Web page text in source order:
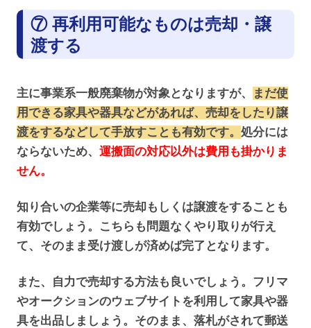
⑦ 再利用可能なものは売却・譲
渡する
主に事業系一般廃棄物が対象となりますが、
まだ使
用できる家具や器具などがあれば、売却をしたり譲
渡をするなどして手放すことも有効です。 処分には
ならないため、 運搬面の対応以外は費用も掛かりま
せん。
知り合いの企業等に売却もしくは譲渡をすることも
有効でしょう。こちらも問題なくやり取りが行え
て、そのまま受け渡しが済めば完了となります。
また、自力で売却する方法も良いでしょう。フリマ
やオークションのウェブサイトを利用して家具や器
具を出品しましょう。そのまま、落札がされて郵送